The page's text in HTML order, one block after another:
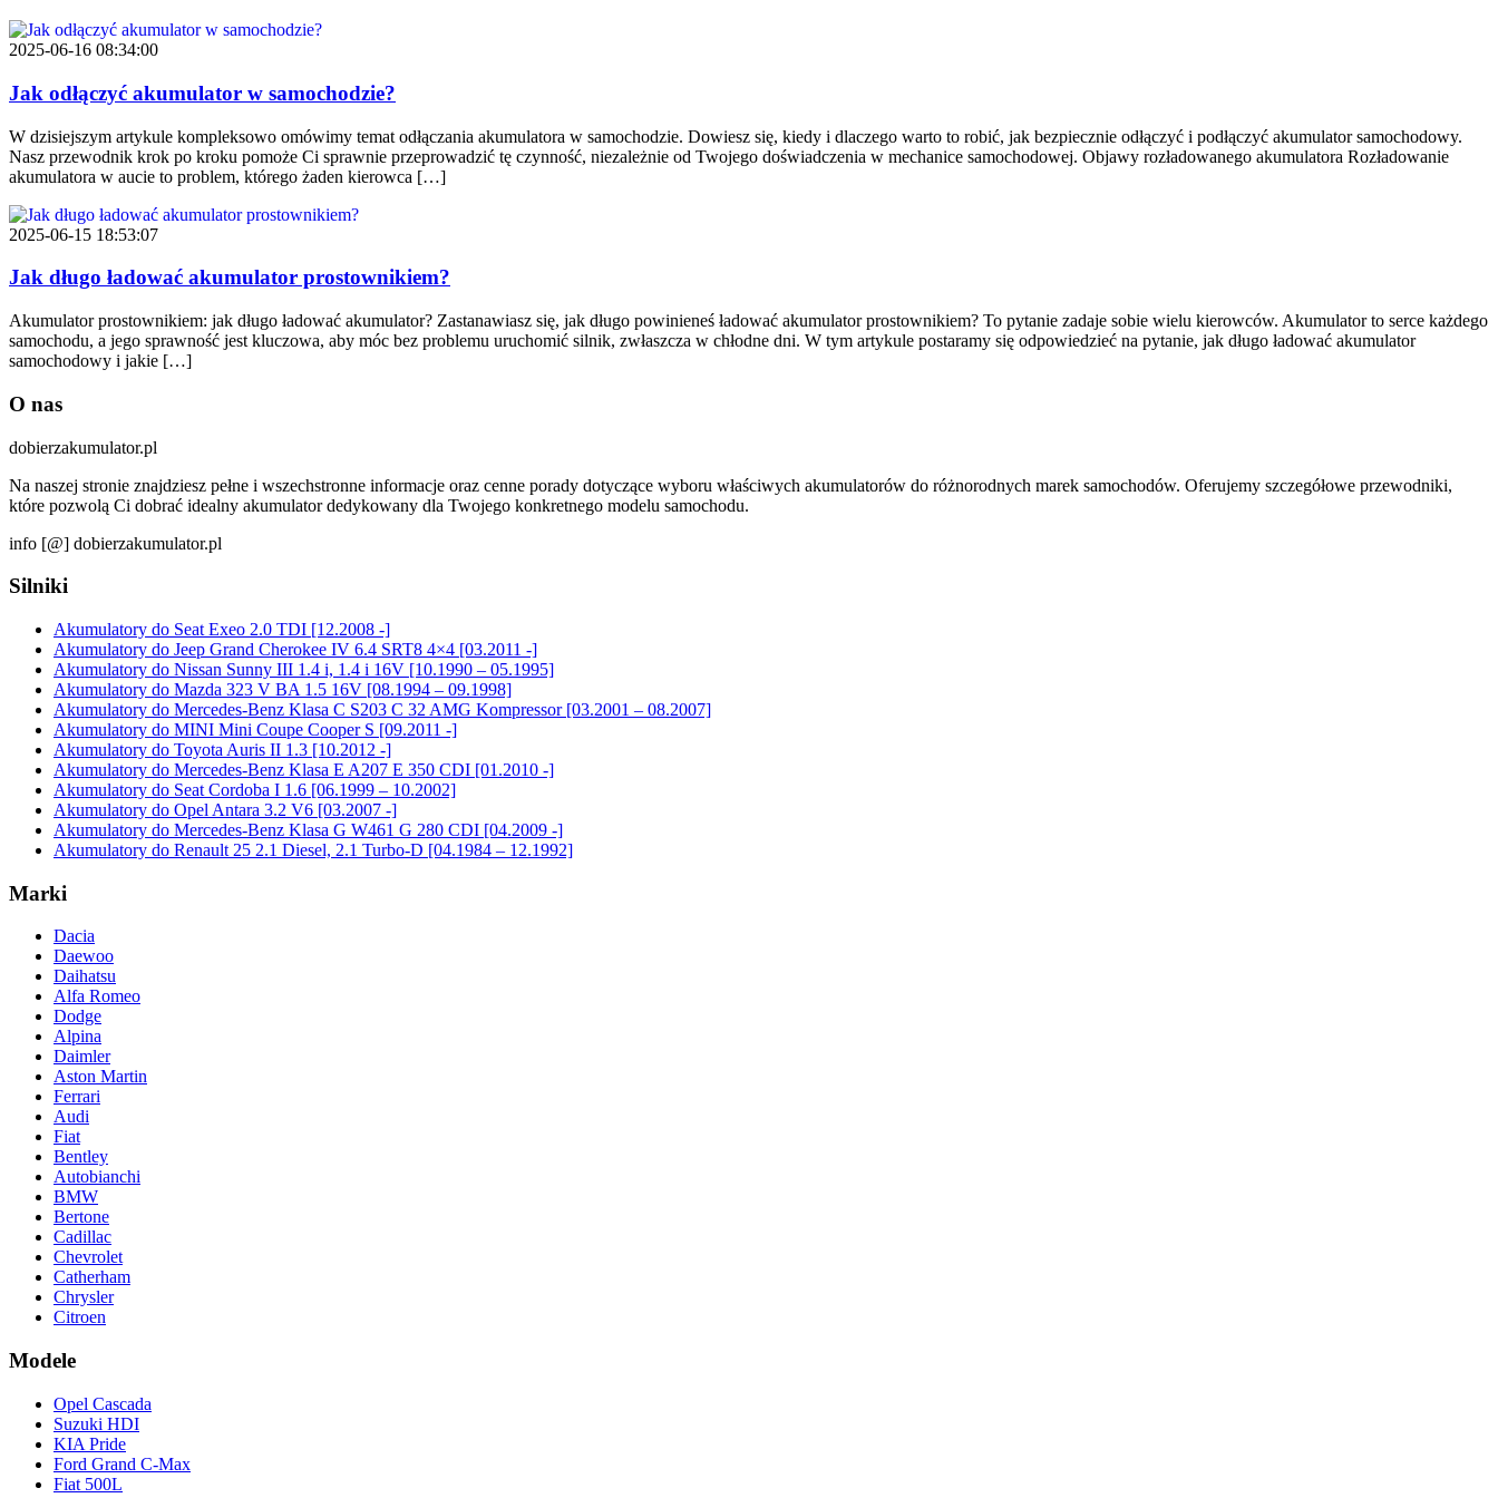
2025-06-16 08:34:00
Jak odłączyć akumulator w samochodzie?
W dzisiejszym artykule kompleksowo omówimy temat odłączania akumulatora w samochodzie. Dowiesz się, kiedy i dlaczego warto to robić, jak bezpiecznie odłączyć i podłączyć akumulator samochodowy.
Nasz przewodnik krok po kroku pomoże Ci sprawnie przeprowadzić tę czynność, niezależnie od Twojego doświadczenia w mechanice samochodowej. Objawy rozładowanego akumulatora Rozładowanie
akumulatora w aucie to problem, którego żaden kierowca […]
2025-06-15 18:53:07
Jak długo ładować akumulator prostownikiem?
Akumulator prostownikiem: jak długo ładować akumulator? Zastanawiasz się, jak długo powinieneś ładować akumulator prostownikiem? To pytanie zadaje sobie wielu kierowców. Akumulator to serce każdego
samochodu, a jego sprawność jest kluczowa, aby móc bez problemu uruchomić silnik, zwłaszcza w chłodne dni. W tym artykule postaramy się odpowiedzieć na pytanie, jak długo ładować akumulator
samochodowy i jakie […]
O nas
dobierzakumulator.pl
Na naszej stronie znajdziesz pełne i wszechstronne informacje oraz cenne porady dotyczące wyboru właściwych akumulatorów do różnorodnych marek samochodów. Oferujemy szczegółowe przewodniki,
które pozwolą Ci dobrać idealny akumulator dedykowany dla Twojego konkretnego modelu samochodu.
info [@] dobierzakumulator.pl
Silniki
Akumulatory do Seat Exeo 2.0 TDI [12.2008 -]
Akumulatory do Jeep Grand Cherokee IV 6.4 SRT8 4×4 [03.2011 -]
Akumulatory do Nissan Sunny III 1.4 i, 1.4 i 16V [10.1990 – 05.1995]
Akumulatory do Mazda 323 V BA 1.5 16V [08.1994 – 09.1998]
Akumulatory do Mercedes-Benz Klasa C S203 C 32 AMG Kompressor [03.2001 – 08.2007]
Akumulatory do MINI Mini Coupe Cooper S [09.2011 -]
Akumulatory do Toyota Auris II 1.3 [10.2012 -]
Akumulatory do Mercedes-Benz Klasa E A207 E 350 CDI [01.2010 -]
Akumulatory do Seat Cordoba I 1.6 [06.1999 – 10.2002]
Akumulatory do Opel Antara 3.2 V6 [03.2007 -]
Akumulatory do Mercedes-Benz Klasa G W461 G 280 CDI [04.2009 -]
Akumulatory do Renault 25 2.1 Diesel, 2.1 Turbo-D [04.1984 – 12.1992]
Marki
Dacia
Daewoo
Daihatsu
Alfa Romeo
Dodge
Alpina
Daimler
Aston Martin
Ferrari
Audi
Fiat
Bentley
Autobianchi
BMW
Bertone
Cadillac
Chevrolet
Catherham
Chrysler
Citroen
Modele
Opel Cascada
Suzuki HDI
KIA Pride
Ford Grand C-Max
Fiat 500L